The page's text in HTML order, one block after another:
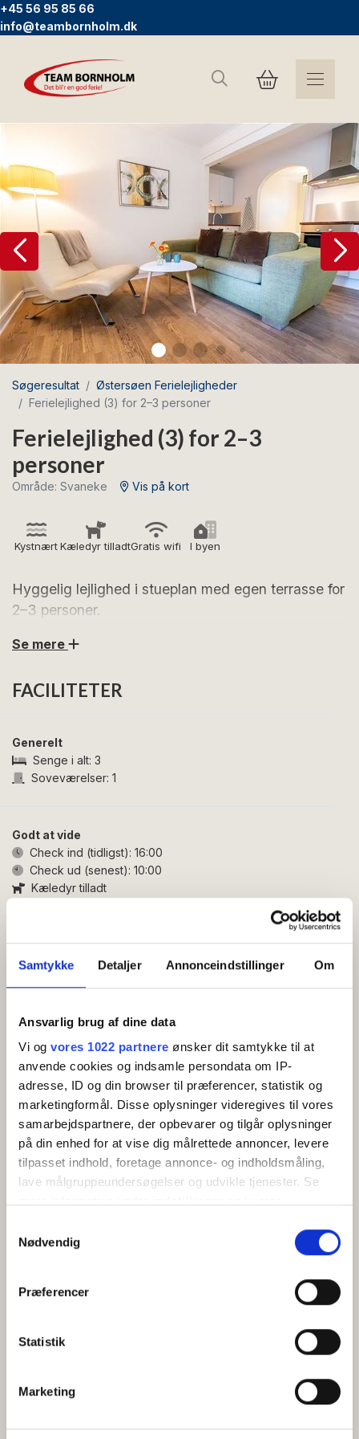
Samtykke Detaljer Annonceindstillinger Om
Ansvarlig brug af dine data
Vi og vores 1022 partnere ønsker dit samtykke til at
anvende cookies og indsamle persondata om IP-
adresse, ID og din browser til præferencer, statistik og
marketingformål. Disse oplysninger videregives til vores
samarbejdspartnere, der opbevarer og tilgår oplysninger
på din enhed for at vise dig målrettede annoncer, levere
tilpasset indhold, foretage annonce- og indholdsmåling,
lave målgruppeundersøgelser og udvikle tjenester. Se
tilbage eller ændre indstillinger fra vores
"Cookiedeklaration", eller ved at trykke på "Privacy
Indsamle præcise oplysninger om din placering,
Identificere din enhed baseret på en scanning af
dens unikke karakteristika (fingerprinting)
Nødvendig
Præferencer
Statistik
Marketing
+45 56 95 85 66
info@teambornholm.dk
Søg
Søgeresultat
Østersøen Ferielejligheder
Ferielejlighed (3) for 2–3 personer
Ferielejlighed (3) for 2–3
personer
Område: Svaneke Vis på kort
KystnærtKæledyr tilladtGratis wifi I byen
Hyggelig lejlighed i stueplan med egen terrasse for
2–3 personer.
Glæd dig til afslappende feriedage i denne skønne
Entré i åben forbindelse med opholdsrum, som er
indrettet med veludstyret køkken, spiseplads, TV,
lænestol og behagelig sofa. Fra opholdsrummet er der
enkeltseng og afskærmes med et gardin. Det større
soveværelse har to sovepladser og fungerer samtidig
som gennemgang til lejlighedens badeværelse med
bruseniche.
Du får adgang til lejligheden via den fælles gårdhave
med figentræer, palmer og swimmingpool. Her har du
også din egen terrasse med terrassemøbler, hvor du
udendørs.
Se mere
FACILITETER
Generelt
Senge i alt: 3
Soveværelser: 1
Godt at vide
Check ind (tidligst): 16:00
Check ud (senest): 10:00
Kæledyr tilladt
Faciliteter
Gratis wifi
Køleskab
Kaffemaskine/elkedel
Køkken
−